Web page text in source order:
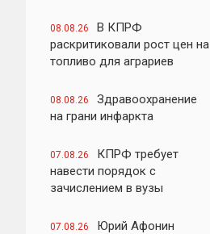
08.08.26
В КПРФ
раскритиковали рост цен на
топливо для аграриев
08.08.26
Здравоохранение
на грани инфаркта
07.08.26
КПРФ требует
навести порядок с
зачислением в вузы
07.08.26
Юрий Афонин